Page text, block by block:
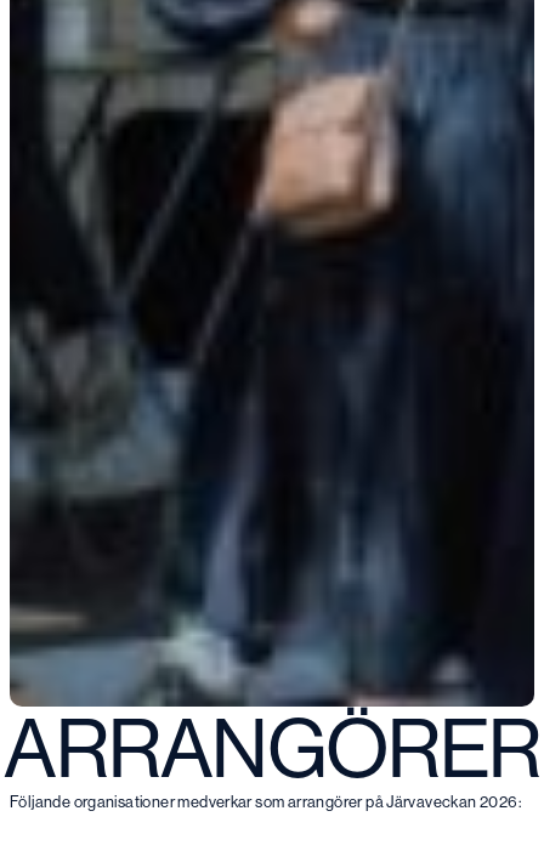
ARRANGÖRER
Följande organisationer medverkar som arrangörer på Järvaveckan 2026: